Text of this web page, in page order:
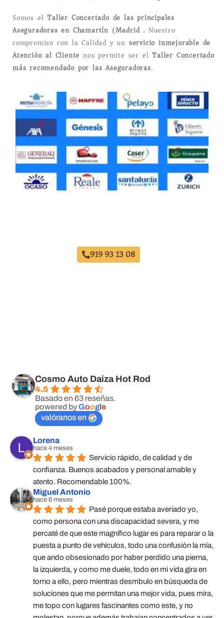
Somos elTaller Concertado de las principales
Aseguradoras en Chamartín (Madrid). Nuestro
compromiso con la Calidad y un servicio inmejorable de
Atención al Clientenos permite ser elTaller Concertado
más recomendado por las Aseguradoras.
919 93 13 08
Cosmo Auto Daiza Hot Rod
4.5
Basado en 63 reseñas.
powered byGoog e
valóranos en
Lorena
hace 4 meses
Servicio rápido, de calidad y de
confianza. Buenos acabados y personal amable y
atento. Recomendable 100%.
Miguel Antonio
hace 6 meses
Pasé porque estaba averiado yo,
como persona con una discapacidad severa, y me
percaté de que este magnífico lugar es para reparar o la
puesta a punto de vehículos, todo una confusión la mía,
que ando obsesionado por haber perdido una pierna,
la izquierda, y como me duele, todo en mi vida gira en
torno a ello, pero mientras desmbulo en búsqueda de
soluciones que me permitan una mejor vida, pues mira,
me topo con lugares fascinantes como este, y no